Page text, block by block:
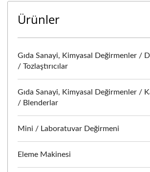
Ürünler
Gıda Sanayi, Kimyasal Değirmenler /
/ Tozlaştırıcılar
Gıda Sanayi, Kimyasal Değirmenler /
/ Blenderlar
Mini / Laboratuvar Değirmeni
Eleme Makinesi